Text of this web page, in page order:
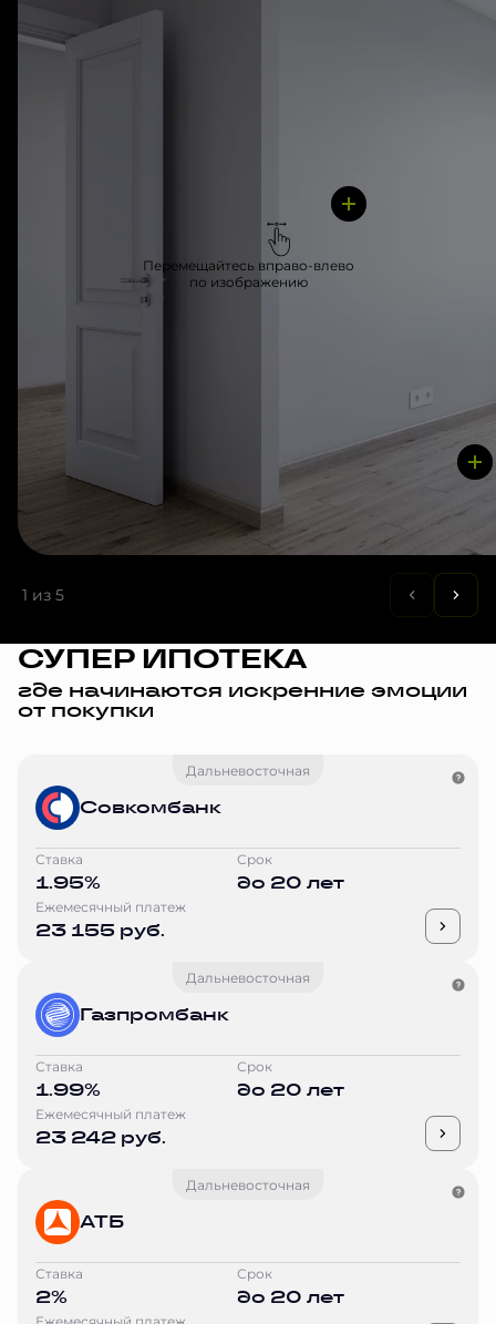
Перемещайтесь вправо-влево
по изображению
1 из 5
СУПЕР ИПОТЕКА
где начинаются искренние эмоции
от покупки
Дальневосточная
Совкомбанк
Ставка
1.95%
Срок
до 20 лет
Ежемесячный платеж
23 155 руб.
Дальневосточная
Газпромбанк
Ставка
1.99%
Срок
до 20 лет
Ежемесячный платеж
23 242 руб.
Дальневосточная
АТБ
Ставка
2%
Срок
до 20 лет